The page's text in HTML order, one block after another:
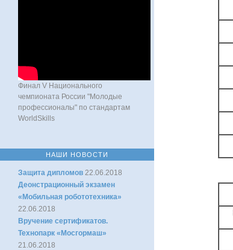
Финал V Национального
чемпионата России "Молодые
профессионалы" по стандартам
WorldSkills
НАШИ НОВОСТИ
Защита дипломов 22.06.2018
Деонстрационный экзамен
«Мобильная робототехника»
22.06.2018
Вручение сертификатов.
Технопарк «Мосгормаш»
21.06.2018